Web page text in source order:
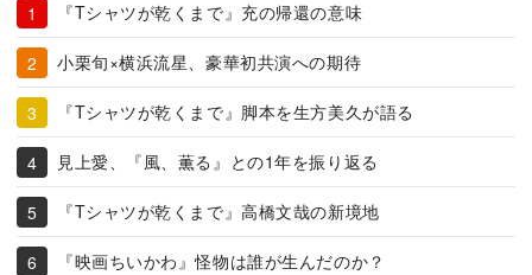
『Tシャツが乾くまで』充の帰還の意味
小栗旬×横浜流星、豪華初共演への期待
『Tシャツが乾くまで』脚本を生方美久が語る
見上愛、『風、薫る』との1年を振り返る
『Tシャツが乾くまで』高橋文哉の新境地
『映画ちいかわ』怪物は誰が生んだのか？